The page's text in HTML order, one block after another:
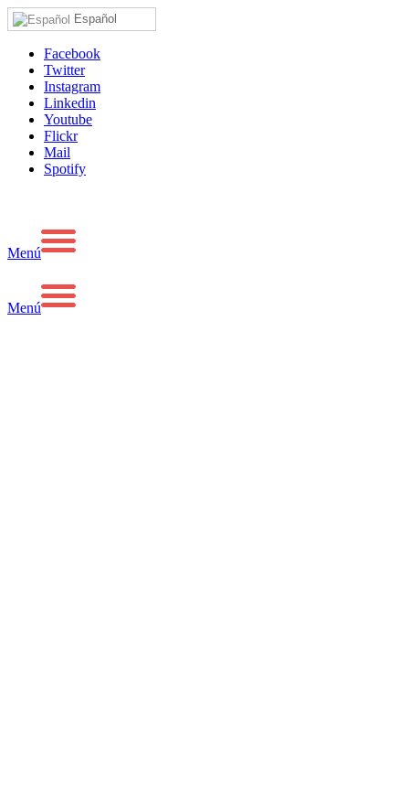
Español
Facebook
Twitter
Instagram
Linkedin
Youtube
Flickr
Mail
Spotify
Menú
Menú